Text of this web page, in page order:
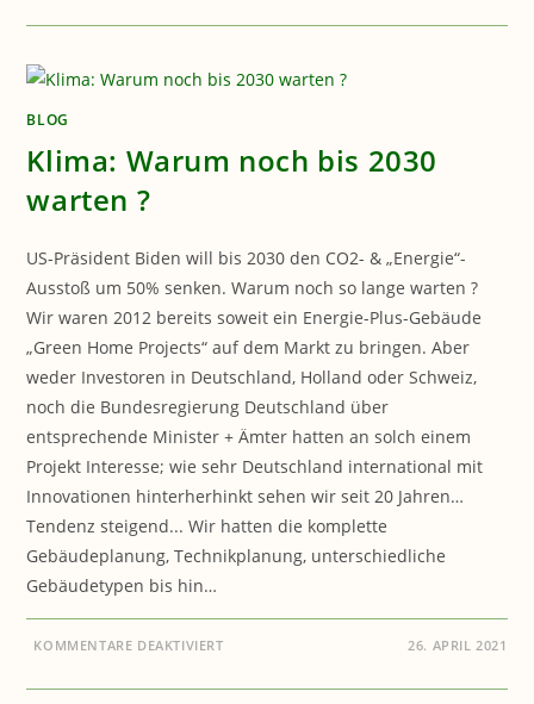
BLOG
Klima: Warum noch bis 2030
warten ?
US-Präsident Biden will bis 2030 den CO2- & „Energie“-
Ausstoß um 50% senken. Warum noch so lange warten ?
Wir waren 2012 bereits soweit ein Energie-Plus-Gebäude
„Green Home Projects“ auf dem Markt zu bringen. Aber
weder Investoren in Deutschland, Holland oder Schweiz,
noch die Bundesregierung Deutschland über
entsprechende Minister + Ämter hatten an solch einem
Projekt Interesse; wie sehr Deutschland international mit
Innovationen hinterherhinkt sehen wir seit 20 Jahren…
Tendenz steigend... Wir hatten die komplette
Gebäudeplanung, Technikplanung, unterschiedliche
Gebäudetypen bis hin…
KOMMENTARE DEAKTIVIERTFÜR
NOCH
26. APRIL 2021